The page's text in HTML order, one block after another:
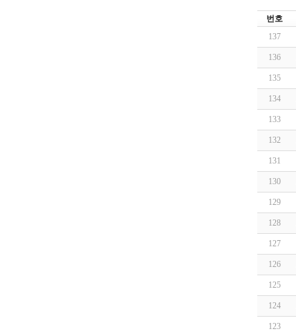
번호
137
136
135
134
133
132
131
130
129
128
127
126
125
124
123